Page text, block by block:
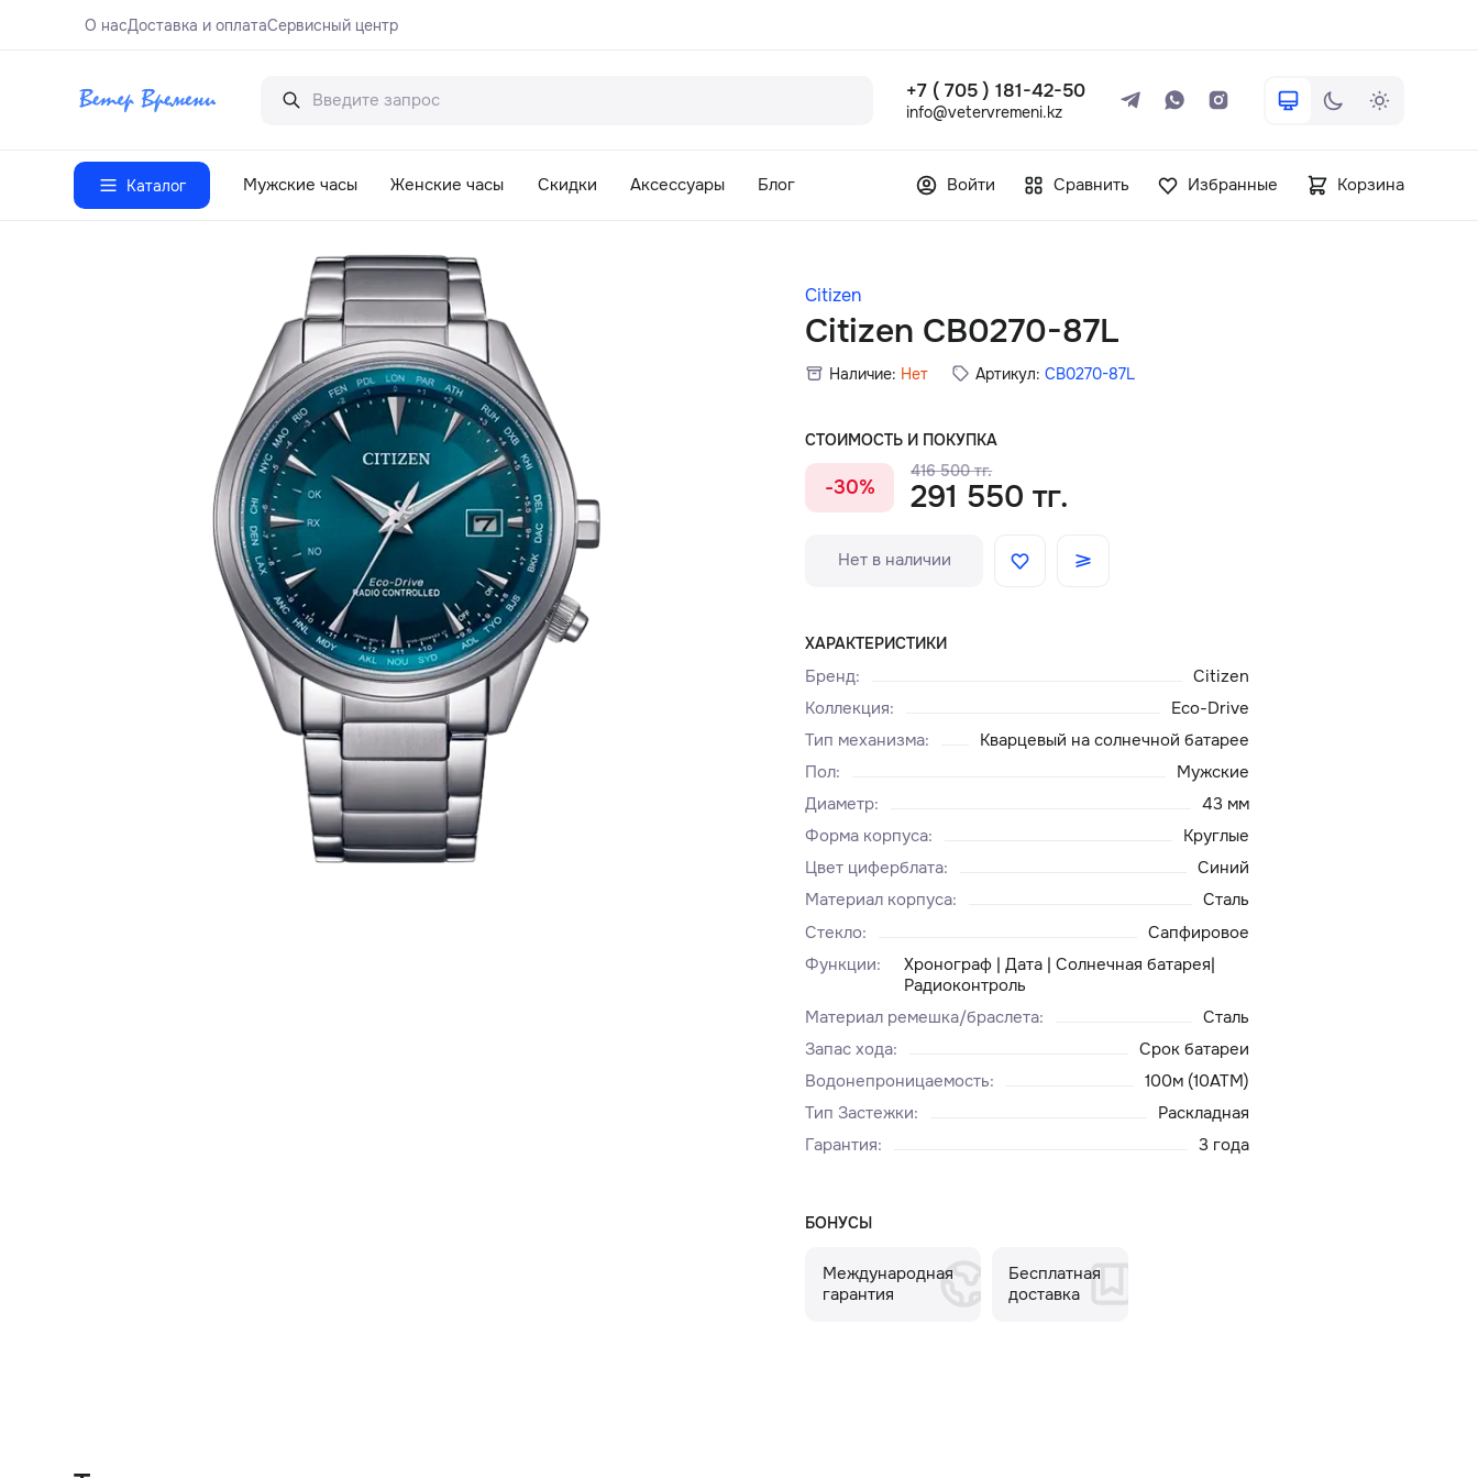
О насДоставка и оплатаСервисный центр
+7 ( 705 ) 181-42-50
info@vetervremeni.kz
Каталог Мужские часы Женские часы Скидки Аксессуары Блог Войти Сравнить Избранные Корзина
Citizen
Citizen CB0270-87L
Наличие: Нет Артикул: CB0270-87L
СТОИМОСТЬ И ПОКУПКА
-30%
416 500 тг.
291 550 тг.
Нет в наличии
ХАРАКТЕРИСТИКИ
Бренд:
Citizen
Коллекция:
Eco-Drive
Тип механизма:
Кварцевый на солнечной батарее
Пол:
Мужские
Диаметр:
43 мм
Форма корпуса:
Круглые
Цвет циферблата:
Синий
Материал корпуса:
Сталь
Стекло:
Сапфировое
Функции:
Хронограф | Дата | Солнечная батарея|
Радиоконтроль
Материал ремешка/браслета:
Сталь
Запас хода:
Срок батареи
Водонепроницаемость:
100м (10ATM)
Тип Застежки:
Раскладная
Гарантия: 3 года
БОНУСЫ
Международная
гарантия
Бесплатная
доставка
+7 ( 705 ) 181-42-50
Каталог
О нас
Доставка и оплата
Сервисный центр